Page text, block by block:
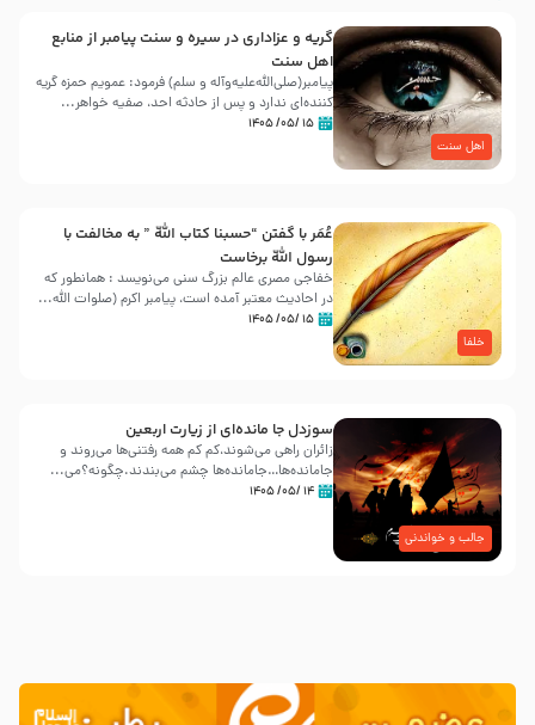
اهل سنت
گریه و عزاداری در سیره و سنت پیامبر از منابع
اهل سنت
پیامبر(صلی‌الله‌علیه‌وآله و سلم) فرمود: عمویم حمزه گریه
کننده‌ای ندارد و پس از حادثه احد، صفیه خواهر...
۱۵ /۰۵/ ۱۴۰۵
خلفا
عُمَر با گفتن “حسبنا كتاب اللّه ” به مخالفت با
رسول اللّه برخاست
خفاجی مصری عالم بزرگ سنی می‌نویسد : همانطور که
در احادیث معتبر آمده است، پیامبر اکرم (صلوات اللّه...
۱۵ /۰۵/ ۱۴۰۵
جالب و خواندنی
سوزدل جا مانده‌ای از زیارت اربعین
زائران راهی می‌شوند،کم‌ کم همه رفتنی‌ها می‌روند و
جامانده‌ها…جامانده‌ها چشم می‌بندند.چگونه؟می‌...
۱۴ /۰۵/ ۱۴۰۵